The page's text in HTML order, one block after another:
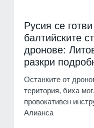
Русия се
балтийските
дронове:
разкри
Останките от
територия, биха
провокативен
Алианса